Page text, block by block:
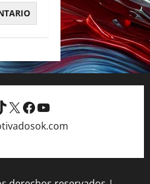
X Facebook
YouTube